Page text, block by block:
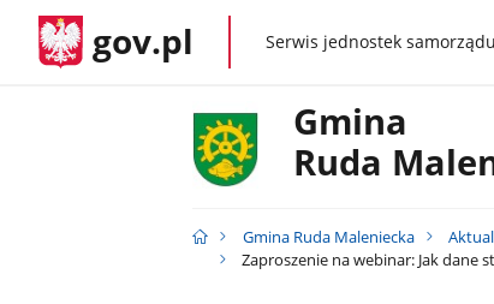
gov.pl gov.plSerwis jednostek
Gmina
Ruda
Gmina Ruda Maleniecka
Zaproszenie na webinar: Jak